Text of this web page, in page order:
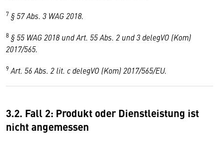
7 § 57 Abs. 3 WAG 2018.
8 § 55 WAG 2018 und Art. 55 Abs. 2 und 3 delegVO (Kom)
2017/565.
9 Art. 56 Abs. 2 lit. c delegVO (Kom) 2017/565/EU.
3.2. Fall 2: Produkt oder Dienstleistung ist
nicht angemessen